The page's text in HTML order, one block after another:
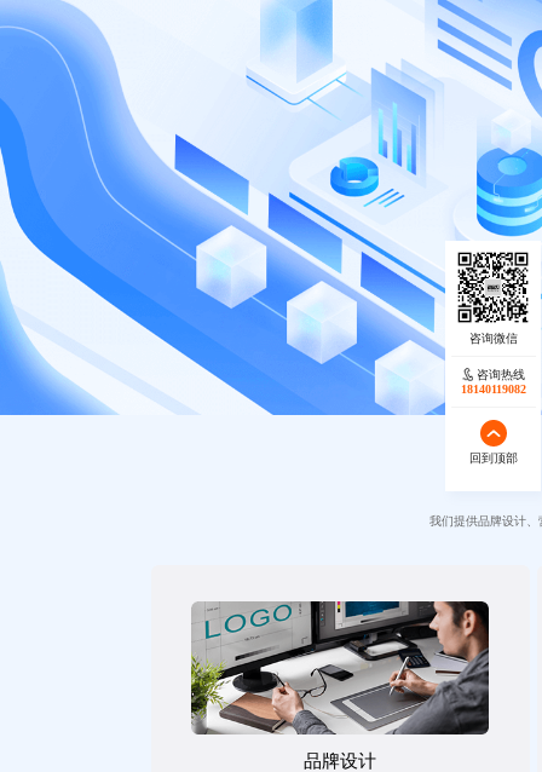
我们提供品牌设计
品牌设计
咨询热线
18140119082
回到顶部